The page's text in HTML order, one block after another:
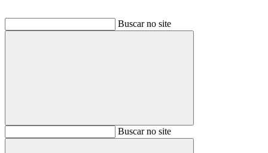
Buscar no site
BuscarBuscar no site